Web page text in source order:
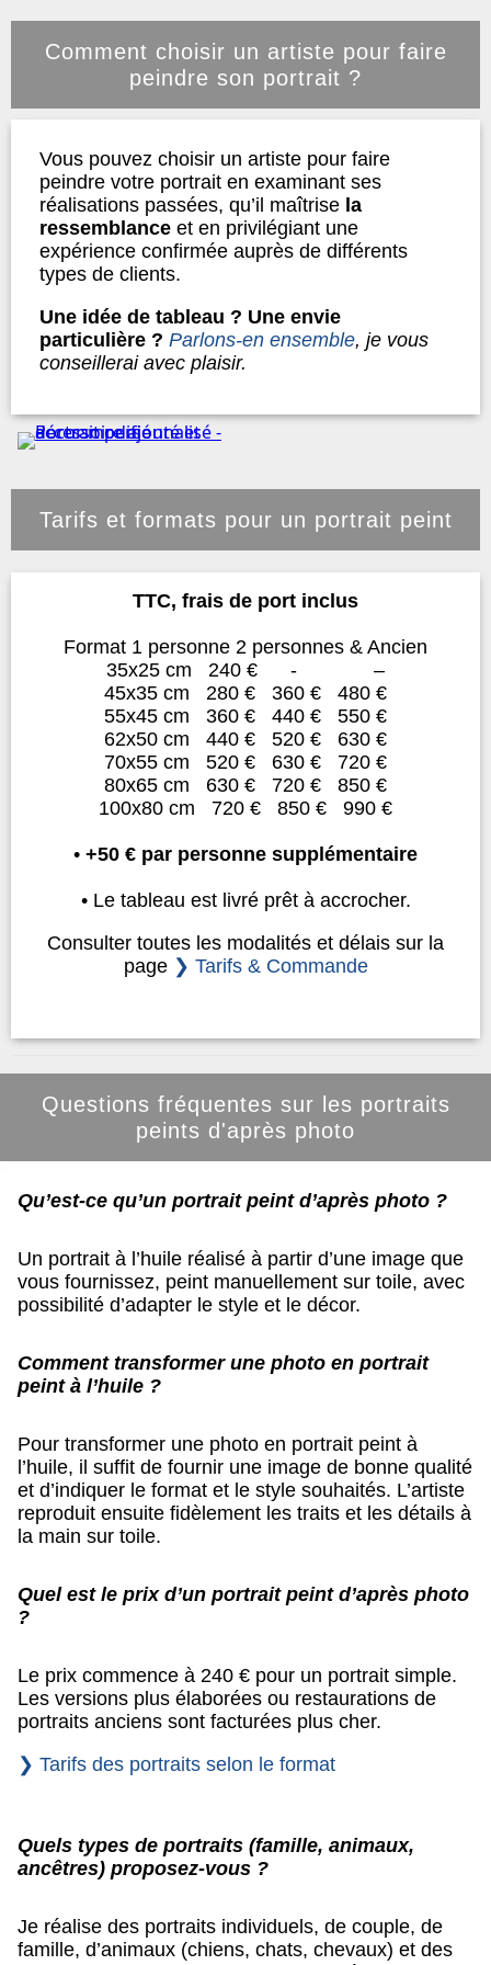
Comment choisir un artiste pour faire
peindre son portrait ?
Vous pouvez choisir un artiste pour faire
peindre votre portrait en examinant ses
réalisations passées, qu’il maîtrise la
ressemblance et en privilégiant une
expérience confirmée auprès de différents
types de clients.
Une idée de tableau ? Une envie
particulière ? Parlons-en ensemble, je vous
conseillerai avec plaisir.
Tarifs et formats pour un portrait peint
TTC, frais de port inclus
Format 1 personne 2 personnes & Ancien
35x25 cm 240 € - –
45x35 cm 280 € 360 € 480 €
55x45 cm 360 € 440 € 550 €
62x50 cm 440 € 520 € 630 €
70x55 cm 520 € 630 € 720 €
80x65 cm 630 € 720 € 850 €
100x80 cm 720 € 850 € 990 €
• +50 € par personne supplémentaire
• Le tableau est livré prêt à accrocher.
Consulter toutes les modalités et délais sur la
page ❯ Tarifs & Commande
Questions fréquentes sur les portraits
peints d'après photo
Qu’est-ce qu’un portrait peint d’après photo ?
Un portrait à l’huile réalisé à partir d’une image que
vous fournissez, peint manuellement sur toile, avec
possibilité d’adapter le style et le décor.
Comment transformer une photo en portrait
peint à l’huile ?
Pour transformer une photo en portrait peint à
l’huile, il suffit de fournir une image de bonne qualité
et d’indiquer le format et le style souhaités. L’artiste
reproduit ensuite fidèlement les traits et les détails à
la main sur toile.
Quel est le prix d’un portrait peint d’après photo
?
Le prix commence à 240 € pour un portrait simple.
Les versions plus élaborées ou restaurations de
portraits anciens sont facturées plus cher.
❯ Tarifs des portraits selon le format
Quels types de portraits (famille, animaux,
ancêtres) proposez-vous ?
Je réalise des portraits individuels, de couple, de
famille, d’animaux (chiens, chats, chevaux) et des